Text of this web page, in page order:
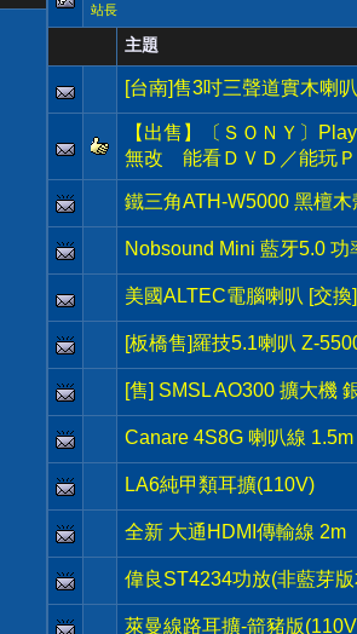
站長
主題
[台南]售3吋三聲道實木喇
【出售】〔ＳＯＮＹ〕
無改 能看ＤＶＤ／能玩
鐵三角ATH-W5000 黑檀木
Nobsound Mini 藍牙5.0
美國ALTEC電腦喇叭 [交
[板橋售]羅技5.1喇叭 Z-
[售] SMSL AO300 擴大機
Canare 4S8G 喇叭線 1.5m
LA6純甲類耳擴(110V)
全新 大通HDMI傳輸線 2m
偉良ST4234功放(非藍芽
萊曼線路耳擴-箭豬版